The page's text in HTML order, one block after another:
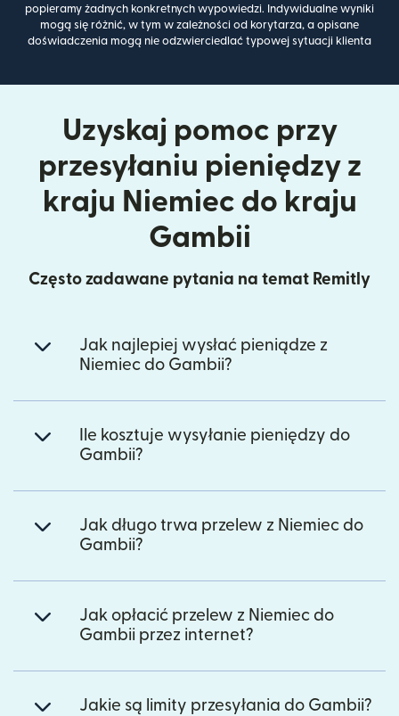
popieramy żadnych konkretnych wypowiedzi. Indywidualne wyniki
mogą się różnić, w tym w zależności od korytarza, a opisane
doświadczenia mogą nie odzwierciedlać typowej sytuacji klienta
Uzyskaj pomoc przy
przesyłaniu pieniędzy z
kraju Niemiec do kraju
Gambii
Często zadawane pytania na temat Remitly
Jak najlepiej wysłać pieniądze z
Niemiec do Gambii?
Ile kosztuje wysyłanie pieniędzy do
Gambii?
Jak długo trwa przelew z Niemiec do
Gambii?
Jak opłacić przelew z Niemiec do
Gambii przez internet?
Jakie są limity przesyłania do Gambii?